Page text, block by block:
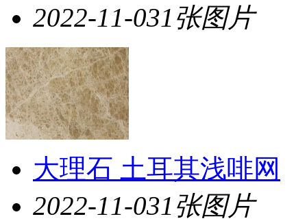
2022-11-031张图片
大理石 土耳其浅啡网
2022-11-031张图片